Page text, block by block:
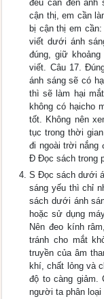
đều cần đến ánh
cận thị, em cần
bị cận thị em
viết dưới ánh
đúng, giữ
viết. Câu 17.
ánh sáng sẽ có
thì sẽ làm hại
không có hạicho
tốt. Không nên
tục trong thời
đi ngoài trời nắng
Đ Đọc sách trong
S Đọc sách dưới
sáng yếu thì chỉ
sách dưới ánh
hoặc sử dụng
Nên đeo kính
tránh cho mắt
truyền của âm
khí, chất lỏng và
độ to càng giảm.
người ta phân